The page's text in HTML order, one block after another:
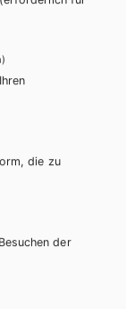
die zu
der